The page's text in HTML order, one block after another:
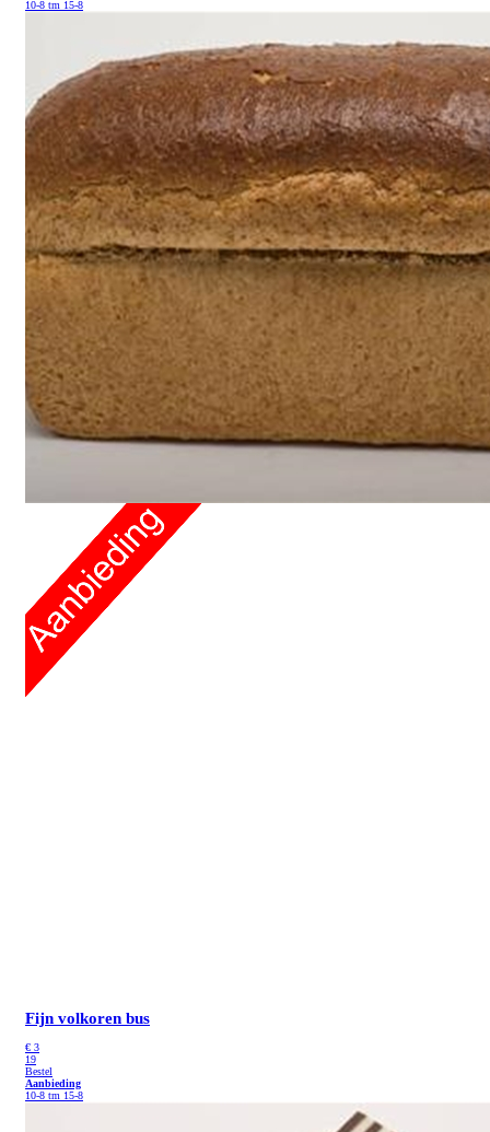
10-8 tm 15-8
Fijn volkoren bus
€ 3
19
Bestel
Aanbieding
10-8 tm 15-8